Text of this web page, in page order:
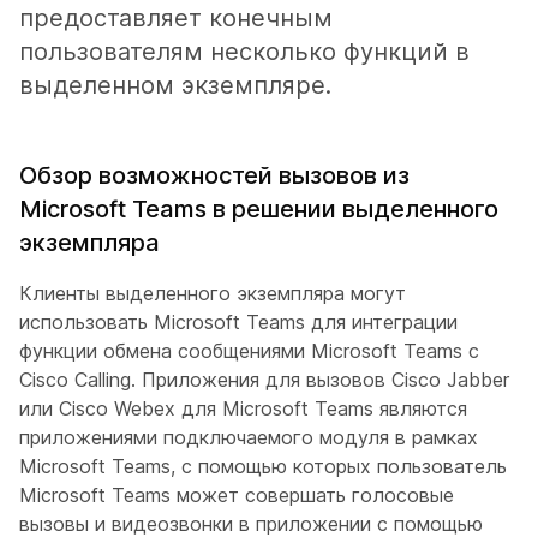
предоставляет конечным
пользователям несколько функций в
выделенном экземпляре.
Обзор возможностей вызовов из
Microsoft Teams в решении выделенного
экземпляра
Клиенты выделенного экземпляра могут
использовать Microsoft Teams для интеграции
функции обмена сообщениями Microsoft Teams с
Cisco Calling. Приложения для вызовов Cisco Jabber
или Cisco Webex для Microsoft Teams являются
приложениями подключаемого модуля в рамках
Microsoft Teams, с помощью которых пользователь
Microsoft Teams может совершать голосовые
вызовы и видеозвонки в приложении с помощью